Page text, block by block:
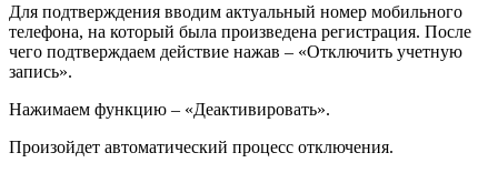
Для подтверждения вводим актуальный номер мобильного
телефона, на который была произведена регистрация. После
чего подтверждаем действие нажав – «Отключить учетную
запись».
Нажимаем функцию – «Деактивировать».
Произойдет автоматический процесс отключения.